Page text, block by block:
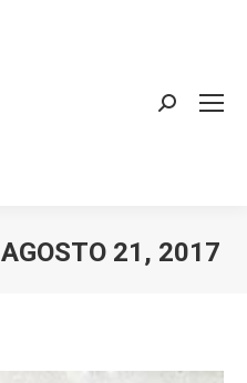
Search:
AGOSTO 21, 2017